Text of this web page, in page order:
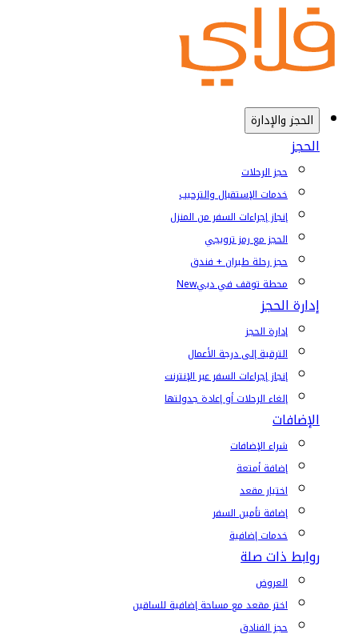
الحجز والإدارة
الحجز
حجز الرحلات
خدمات الإستقبال والترحيب
إنجاز إجراءات السفر من المنزل
الحجز مع رمز ترويجي
حجز رحلة طيران + فندق
محطة توقف في دبيNew
إدارة الحجز
إدارة الحجز
الترقية إلى درجة الأعمال
إنجاز إجراءات السفر عبر الإنترنت
إلغاء الرحلات أو إعادة جدولتها
الإضافات
شراء الإضافات
إضافة أمتعة
اختيار مقعد
إضافة تأمين السفر
خدمات إضافية
روابط ذات صلة
العروض
اختر مقعد مع مساحة إضافية للساقين
حجز الفنادق